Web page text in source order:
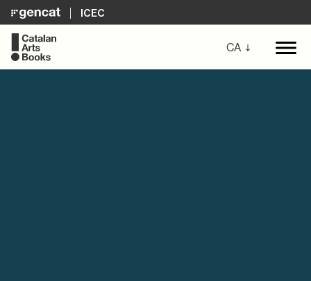
ICEC
CA